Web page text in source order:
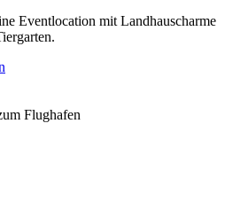
Eventlocation mit Landhauscharme
Flughafen